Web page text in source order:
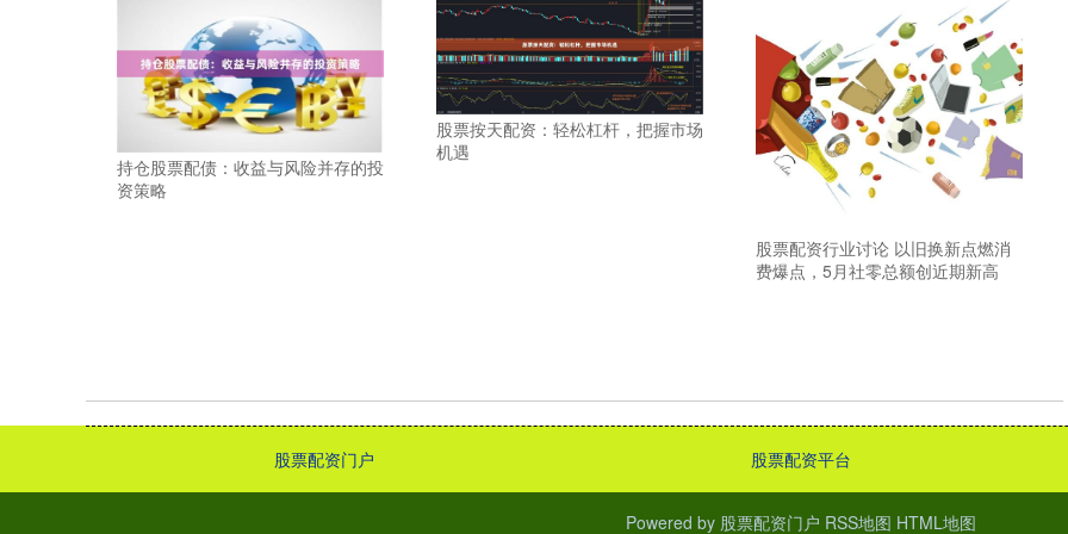
持仓股票配债：收益与风险并存的投
资策略
股票按天配资：轻松杠杆，把握市场
机遇
股票配资行业讨论 以旧换新点燃消
费爆点，5月社零总额创近期新高
股票配资门户 股票配资平台
Powered by 股票配资门户 RSS地图 HTML地图